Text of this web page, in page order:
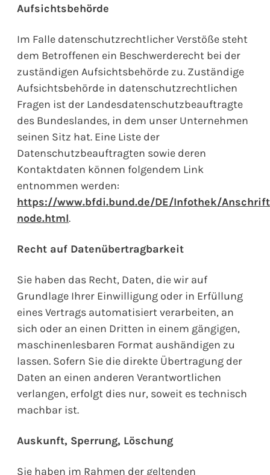
Aufsichtsbehörde
Im Falle datenschutzrechtlicher Verstöße steht
dem Betroffenen ein Beschwerderecht bei der
zuständigen Aufsichtsbehörde zu. Zuständige
Aufsichtsbehörde in datenschutzrechtlichen
Fragen ist der Landesdatenschutzbeauftragte
des Bundeslandes, in dem unser Unternehmen
seinen Sitz hat. Eine Liste der
Datenschutzbeauftragten sowie deren
Kontaktdaten können folgendem Link
entnommen werden:
https://www.bfdi.bund.de/DE/Infothek/
node.html.
Recht auf Datenübertragbarkeit
Sie haben das Recht, Daten, die wir auf
Grundlage Ihrer Einwilligung oder in Erfüllung
eines Vertrags automatisiert verarbeiten, an
sich oder an einen Dritten in einem gängigen,
maschinenlesbaren Format aushändigen zu
lassen. Sofern Sie die direkte Übertragung der
Daten an einen anderen Verantwortlichen
verlangen, erfolgt dies nur, soweit es technisch
machbar ist.
Auskunft, Sperrung, Löschung
Sie haben im Rahmen der geltenden